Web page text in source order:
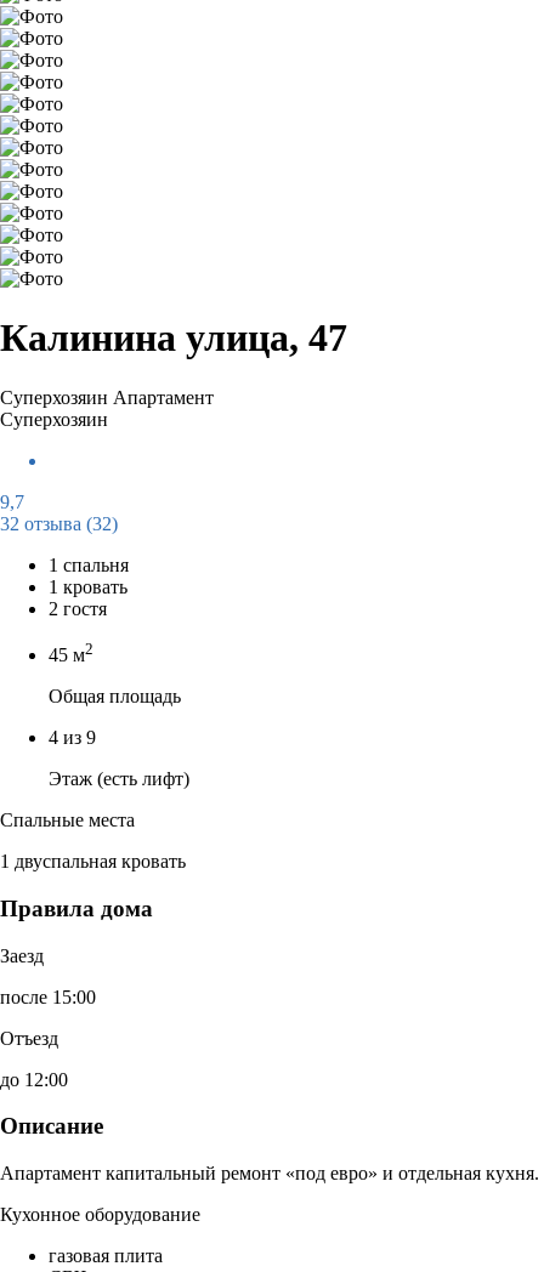
Калинина улица, 47
Суперхозяин Апартамент
Суперхозяин
9,7
32 отзыва (32)
1 спальня
1 кровать
2 гостя
45 м2
Общая площадь
4 из 9
Этаж (есть лифт)
Спальные места
1 двуспальная кровать
Правила дома
Заезд
после 15:00
Отъезд
до 12:00
Описание
Апартамент капитальный ремонт «под евро» и отдельная кухня.
Кухонное оборудование
газовая плита